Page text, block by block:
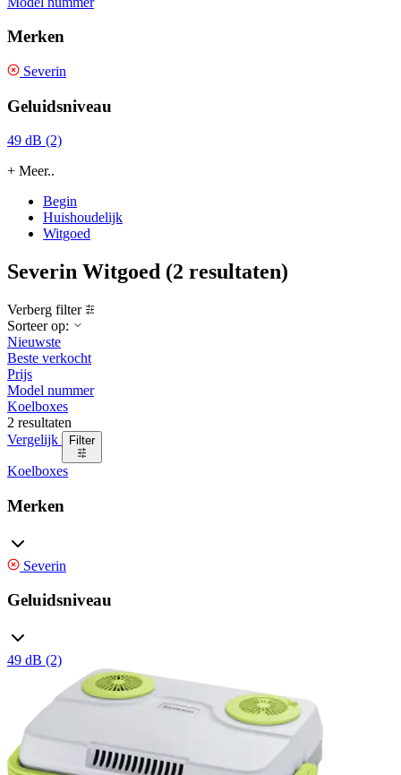
Merken
Severin
Geluidsniveau
49 dB (2)
+ Meer..
Begin
Huishoudelijk
Witgoed
Severin Witgoed (2 resultaten)
Verberg filter
Sorteer op:
Nieuwste
Beste verkocht
Prijs
Model nummer
Koelboxes
2 resultaten
Vergelijk
Filter
Koelboxes
Merken
Severin
Geluidsniveau
49 dB (2)